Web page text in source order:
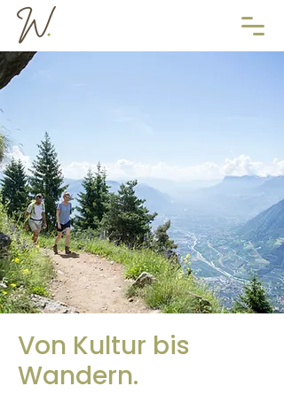
Von Kultur bis
Wandern.